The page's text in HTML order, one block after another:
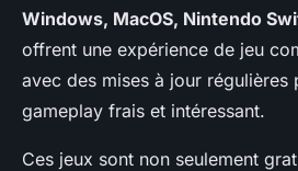
Windows, MacOS, Nintendo
offrent une expérience de jeu
avec des mises à jour régulières
gameplay frais et intéressant.
Ces jeux sont non seulement